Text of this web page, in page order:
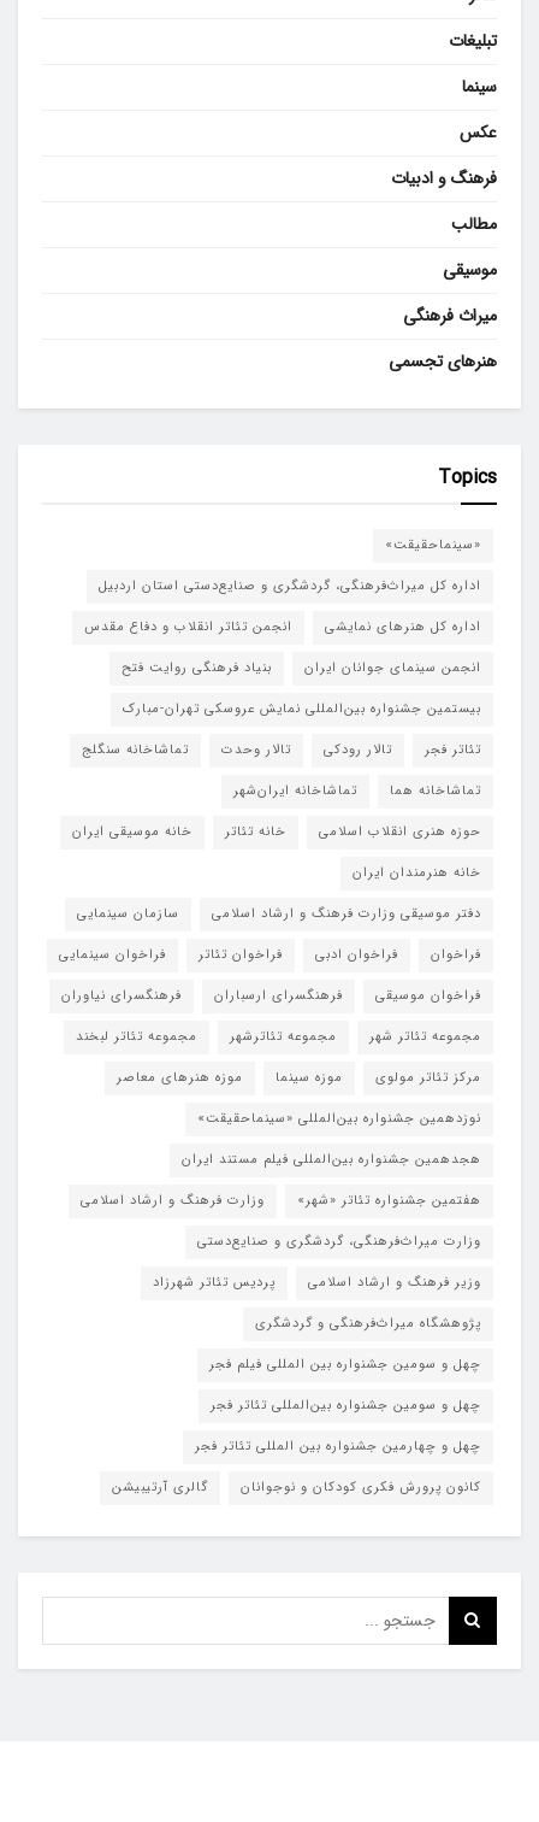
تبلیغات
سینما
عکس
فرهنگ و ادبیات
مطالب
موسیقی
میراث فرهنگی
هنرهای تجسمی
Topics
«سینماحقیقت»
اداره کل میراث‌فرهنگی، گردشگری و صنایع‌دستی استان اردبیل
اداره کل هنرهای نمایشی
انجمن تئاتر انقلاب و دفاع مقدس
انجمن سینمای جوانان ایران
بنیاد فرهنگی روایت فتح
بیستمین جشنواره بین‌المللی نمایش عروسکی تهران-مبارک
تئاتر فجر
تالار رودکی تالار وحدت
تماشاخانه سنگلج
تماشاخانه هما
تماشاخانه‌ ایران‌شهر
حوزه هنری انقلاب اسلامی
خانه تئاتر
خانه موسیقی ایران
خانه هنرمندان ایران
دفتر موسیقی وزارت فرهنگ و ارشاد اسلامی
سازمان سینمایی
فراخوان
فراخوان ادبی فراخوان تئاتر
فراخوان سینمایی
فراخوان موسیقی
فرهنگسرای ارسباران
فرهنگسرای نیاوران
مجموعه تئاتر شهر
مجموعه تئاترشهر
مجموعه تئاتر لبخند
مرکز تئاتر مولوی
موزه سینما
موزه هنرهای معاصر
نوزدهمین جشنواره بین‌المللی «سینماحقیقت»
هجدهمین جشنواره بین‌المللی فیلم مستند ایران
هفتمین جشنواره تئاتر «شهر»
وزارت فرهنگ و ارشاد اسلامی
وزارت میراث‌فرهنگی، گردشگری و صنایع‌دستی
وزیر فرهنگ و ارشاد اسلامی
پردیس تئاتر شهرزاد
پژوهشگاه میراث‌فرهنگی و گردشگری
چهل و سومین جشنواره بین المللی فیلم فجر
چهل و سومین جشنواره بین‌المللی تئاتر فجر
چهل و چهارمین جشنواره بین المللی تئاتر فجر
کانون پرورش فکری کودکان و نوجوانان
گالری آرتیبیشن